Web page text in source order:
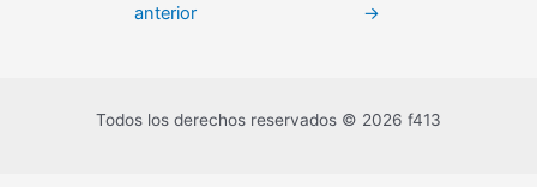
anterior
→
Todos los derechos reservados © 2026 f413